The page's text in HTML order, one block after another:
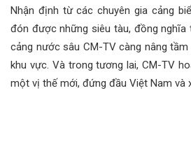
Nhận định từ các chuyên gia cảng
đón được những siêu tàu, đồng nghĩa
cảng nước sâu CM-TV càng nâng
khu vực. Và trong tương lai, CM-TV
một vị thế mới, đứng đầu Việt Nam và